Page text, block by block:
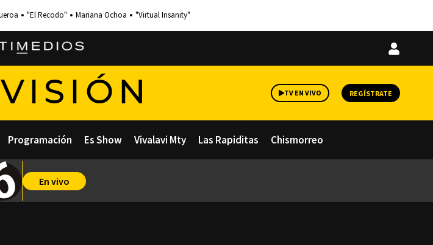
"El Recodo" Mariana Ochoa "Virtual Insanity"
Iniciar
TV EN VIVO REGÍSTRATE
Programación Es Show Vivalavi Mty Las Rapiditas Chismorreo
En vivo